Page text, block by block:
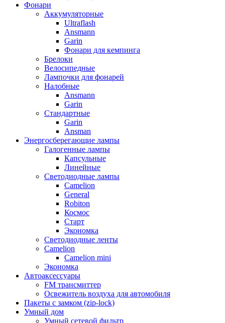
Фонари
Аккумуляторные
Ultraflash
Ansmann
Garin
Фонари для кемпинга
Брелоки
Велосипедные
Лампочки для фонарей
Налобные
Ansmann
Garin
Стандартные
Garin
Ansman
Энергосберегающие лампы
Галогенные лампы
Капсульные
Линейные
Светодиодные лампы
Camelion
General
Robiton
Космос
Старт
Экономка
Светодиодные ленты
Camelion
Camelion mini
Экономка
Автоаксессуары
FM трансмиттер
Освежитель воздуха для автомобиля
Пакеты с замком (zip-lock)
Умный дом
Умный сетевой фильтр